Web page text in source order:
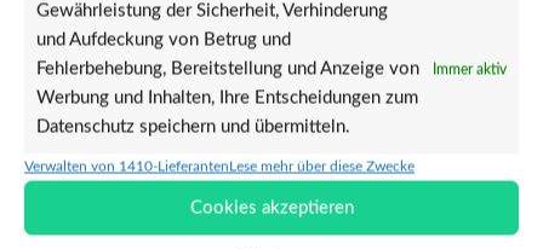
Gewährleistung der Sicherheit, Verhinderung
und Aufdeckung von Betrug und
Fehlerbehebung, Bereitstellung und Anzeige von
Werbung und Inhalten, Ihre Entscheidungen zum
Datenschutz speichern und übermitteln.
Immer aktiv
Verwalten von 1410-LieferantenLese mehr über diese Zwecke
Cookies akzeptieren
Kellergeister – Button
€0,99
Verkauft durch Punkrock-Shop
Offizieller Kellergeister Button
25mm
Pizzaskull (Metalpin)
€4,00
Verkauft durch Punkrock-Shop
Die gruseligste Horropizza als
Anstecker. Durchmesser ca. 2cm